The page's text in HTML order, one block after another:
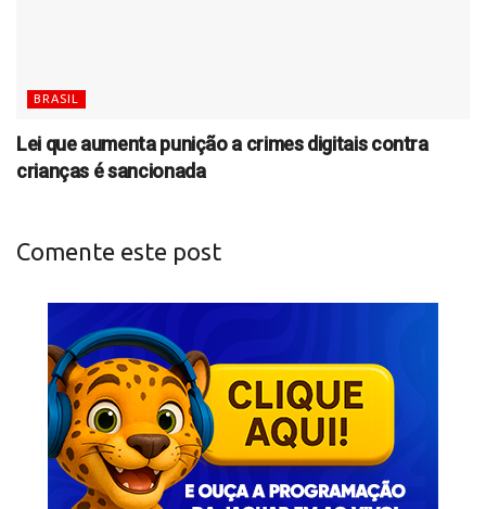
BRASIL
Lei que aumenta punição a crimes digitais contra
crianças é sancionada
Comente este post